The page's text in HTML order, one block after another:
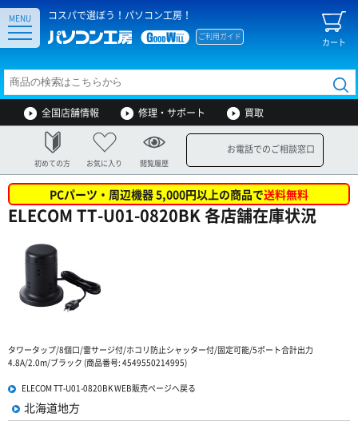
コスパで選ぼう！パソコン工房！
カート
ご利用ガイド
MENU
全国店舗情報 修理・サポート 買取
初めての方 お気に入り 閲覧履歴
お電話でのご相談窓口
PCパーツ・周辺機器 5,000円以上の商品で送料無料
ELECOM TT-U01-0820BK 各店舗在庫状況
タワータップ/8個口/雷サージ付/ホコリ防止シャッター付/固定可能/5ポート合計出力
4.8A/2.0m/ブラック (商品番号: 4549550214995)
ELECOM TT-U01-0820BK WEB販売ページへ戻る
北海道地方